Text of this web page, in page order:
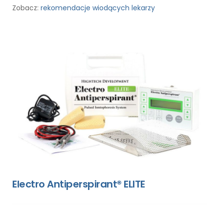
Zobacz: rekomendacje wiodących lekarzy
Electro Antiperspirant® ELITE